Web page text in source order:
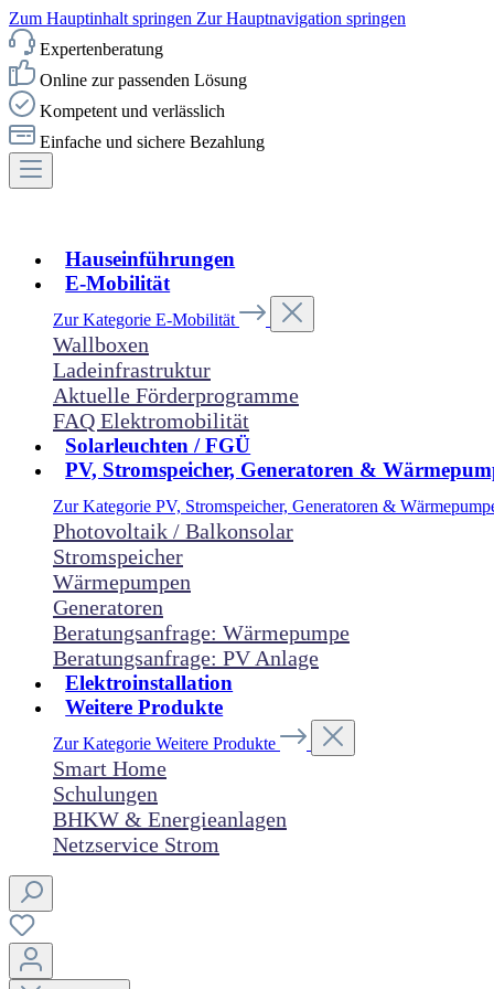
Zum Hauptinhalt springen Zur Hauptnavigation springen
Expertenberatung
Online zur passenden Lösung
Kompetent und verlässlich
Einfache und sichere Bezahlung
Hauseinführungen
E-Mobilität
Zur Kategorie E-Mobilität
Wallboxen
Ladeinfrastruktur
Aktuelle Förderprogramme
FAQ Elektromobilität
Solarleuchten / FGÜ
PV, Stromspeicher, Generatoren &
Zur Kategorie PV, Stromspeicher, Generatoren &
Photovoltaik / Balkonsolar
Stromspeicher
Wärmepumpen
Generatoren
Beratungsanfrage: Wärmepumpe
Beratungsanfrage: PV Anlage
Elektroinstallation
Weitere Produkte
Zur Kategorie Weitere Produkte
Smart Home
Schulungen
BHKW & Energieanlagen
Netzservice Strom